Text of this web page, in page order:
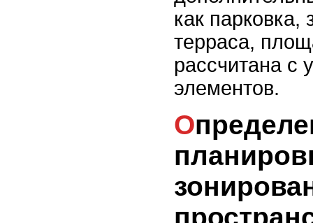
как парковка,
терраса,
рассчитана с
элементов.
Определение